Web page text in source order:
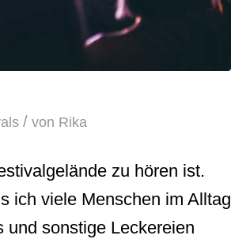
/ von Rika
zu hören ist.
ich viele Menschen im Alltag
und sonstige Leckereien